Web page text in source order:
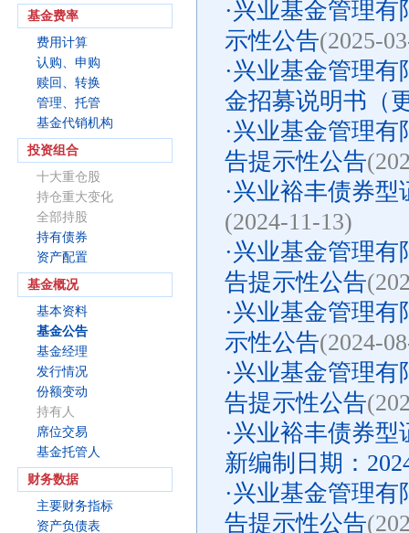
基金费率
费用计算
认购、申购
赎回、转换
管理、托管
基金代销机构
投资组合
十大重仓股
持仓重大变化
全部持股
持有债券
资产配置
基金概况
基本资料
基金公告
基金经理
发行情况
份额变动
持有人
席位交易
基金托管人
财务数据
主要财务指标
资产负债表
·兴业基金管理有
示性公告(2025-
·兴业基金管理有
金招募说明书（
·兴业基金管理有
告提示性公告
·兴业裕丰债券型
(2024-11-13)
·兴业基金管理有
告提示性公告
·兴业基金管理有
示性公告(2024-
·兴业基金管理有
告提示性公告
·兴业裕丰债券型
新编制日期：
·兴业基金管理有
告提示性公告